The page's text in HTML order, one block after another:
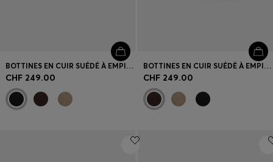
BOTTINES EN CUIR SUÉDÉ À EMPIÈCEMENTS ÉLASTIQUES
CHF 249.00
BOTTINES EN CUIR SUÉDÉ À EMPIÈCEMENTS ÉLASTIQUES
CHF 249.00